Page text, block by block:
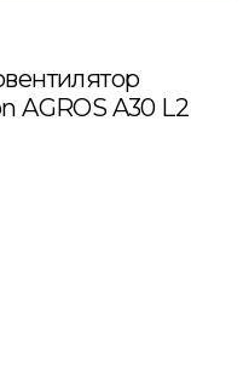
AGROS A30 L2